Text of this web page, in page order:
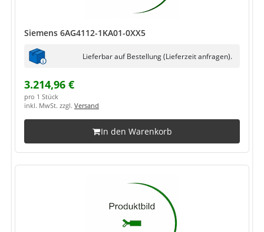
Siemens 6AG4112-1KA01-0XX5
Lieferbar auf Bestellung (Lieferzeit anfragen).
3.214,96 €
pro 1 Stück
inkl. MwSt. zzgl. Versand
In den Warenkorb